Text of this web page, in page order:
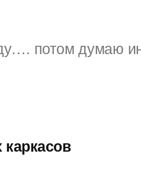
потом думаю